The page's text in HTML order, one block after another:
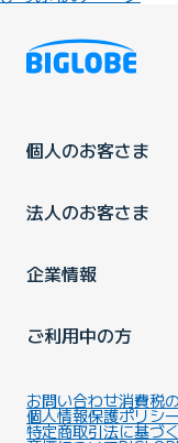
個人のお客さま
法人のお客さま
企業情報
ご利用中の方
お問い合わせ消費税
個人情報保護ポリシ
特定商取引法に基づ